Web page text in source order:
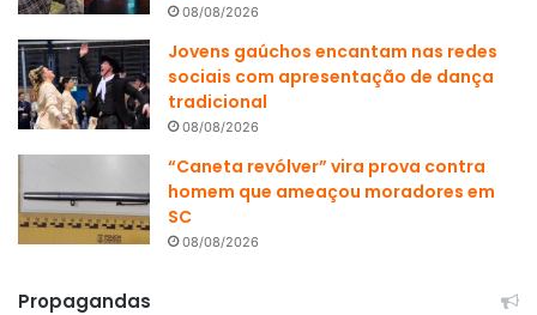
08/08/2026
Jovens gaúchos encantam nas redes
sociais com apresentação de dança
tradicional
08/08/2026
“Caneta revólver” vira prova contra
homem que ameaçou moradores em
SC
08/08/2026
Propagandas